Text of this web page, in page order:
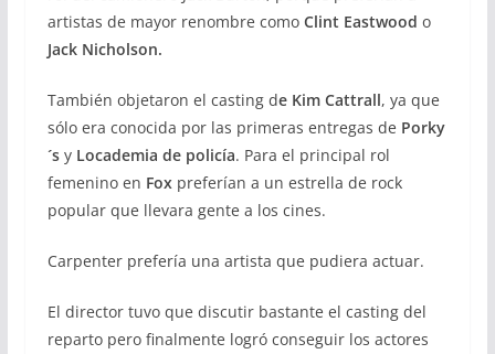
artistas de mayor renombre como Clint Eastwood o
Jack Nicholson.
También objetaron el casting de Kim Cattrall, ya que
sólo era conocida por las primeras entregas de Porky
´sy Locademia de policía. Para el principal rol
femenino en Foxpreferían a un estrella de rock
popular que llevara gente a los cines.
Carpenter prefería una artista que pudiera actuar.
El director tuvo que discutir bastante el casting del
reparto pero finalmente logró conseguir los actores